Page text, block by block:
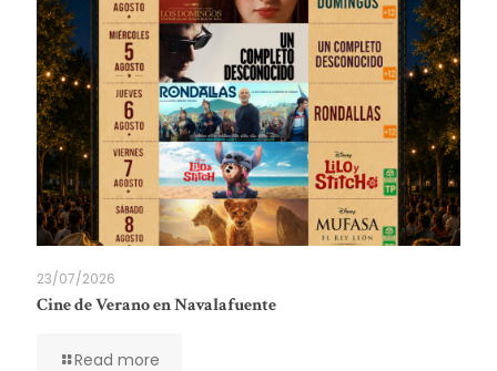
23/07/2026
Cine de Verano en Navalafuente
Read more